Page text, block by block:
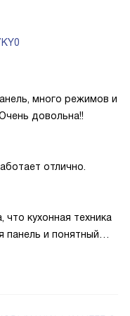
при этом спасал
и TFT-
и индикация
не переживать о
CircoTherm для
— всё получается
пробовали режим
Home
по пути из магазина,
быть каторгой.
EasyClean в
стенкой заметно
даёт хорошую
много режимов и
довольна!!
отлично.
что кухонная техника
панель и понятный
Однажды пекла